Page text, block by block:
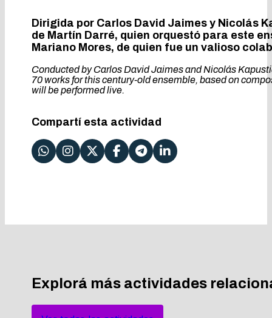
Dirigida por Carlos David Jaimes y Nicolás
de Martín Darré, quien orquestó para este
Mariano Mores, de quien fue un valioso
Conducted by Carlos David Jaimes and Nicolás
70 works for this century-old ensemble, based on
will be performed live.
Compartí esta actividad
Explorá más actividades